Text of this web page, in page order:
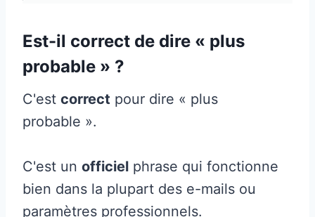
Est-il correct de dire « plus
probable » ?
C'est correct pour dire « plus
probable ».
C'est un officiel phrase qui fonctionne
bien dans la plupart des e-mails ou
paramètres professionnels.